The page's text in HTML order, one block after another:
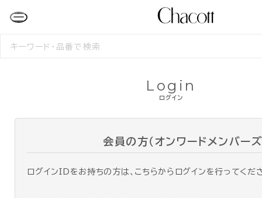
検
ログイン
Login
会員の方（オンワードメンバーズ
ログインIDをお持ちの方は、こちらからログインを行ってくだ